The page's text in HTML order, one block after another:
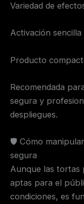
Variedad de
Activación sencilla
Producto
Recomendada
segura y
despliegues.
🛡️ Cómo
segura
Aunque las tortas
aptas para el
condiciones, es